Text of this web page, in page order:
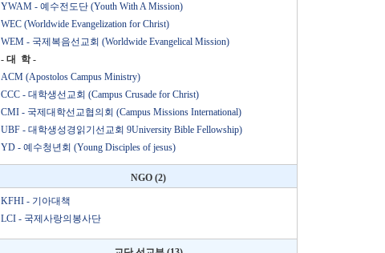
YWAM - 예수전도단 (Youth With A Mission)
WEC (Worldwide Evangelization for Christ)
WEM - 국제복음선교회 (Worldwide Evangelical Mission)
- 대 학 -
ACM (Apostolos Campus Ministry)
CCC - 대학생선교회 (Campus Crusade for Christ)
CMI - 국제대학선교협의회 (Campus Missions International)
UBF - 대학생성경읽기선교회 9University Bible Fellowship)
YD - 예수청년회 (Young Disciples of jesus)
NGO (2)
KFHI - 기아대책
LCI - 국제사랑의봉사단